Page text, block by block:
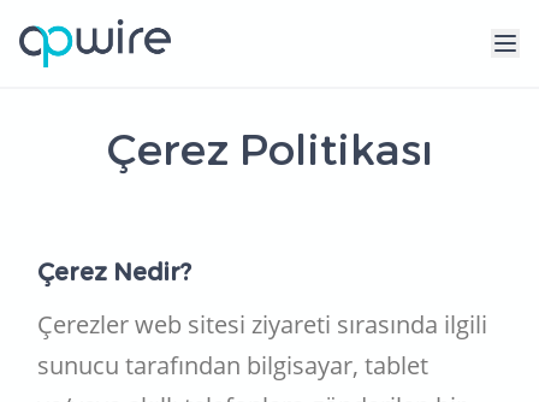
Çerez Politikası
Çerez Nedir?
Çerezler web sitesi ziyareti sırasında ilgili
sunucu tarafından bilgisayar, tablet